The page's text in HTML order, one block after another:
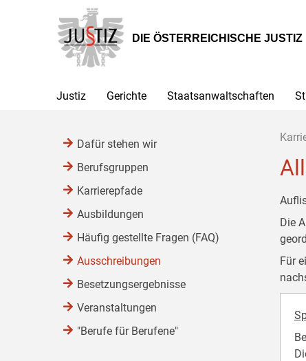
Hauptnavigation
[1]
Inhalt
[2]
Untermenü
[3]
DIE ÖSTERREICHISCHE JUSTIZ
Justiz Gerichte Staatsanwaltschaften
Die
Für
Dafür stehen wir
Berufsgruppen
Karrierepfade
Ausbildungen
Häufig gestellte Fragen (FAQ)
Ausschreibungen
Besetzungsergebnisse
Veranstaltungen
"Berufe für Berufene"